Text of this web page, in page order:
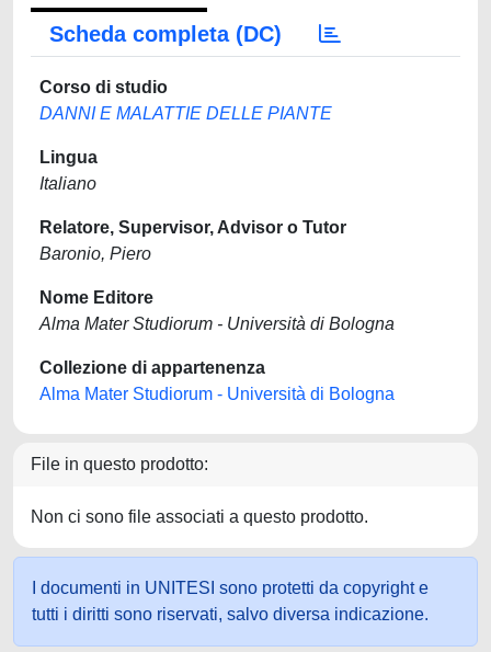
Scheda completa (DC)
Corso di studio
DANNI E MALATTIE DELLE PIANTE
Lingua
Italiano
Relatore, Supervisor, Advisor o Tutor
Baronio, Piero
Nome Editore
Alma Mater Studiorum - Università di Bologna
Collezione di appartenenza
Alma Mater Studiorum - Università di Bologna
File in questo prodotto:
Non ci sono file associati a questo prodotto.
I documenti in UNITESI sono protetti da copyright e
tutti i diritti sono riservati, salvo diversa indicazione.